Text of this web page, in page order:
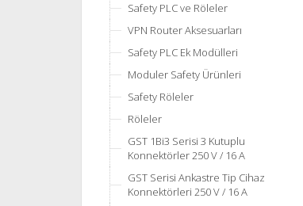
Safety PLC ve Röleler
VPN Router Aksesuarları
Safety PLC Ek Modülleri
Moduler Safety Ürünleri
Safety Röleler
Röleler
GST 1Bi3 Serisi 3 Kutuplu
Konnektörler 250 V / 16 A
GST Serisi Ankastre Tip Cihaz
Konnektörleri 250 V / 16 A